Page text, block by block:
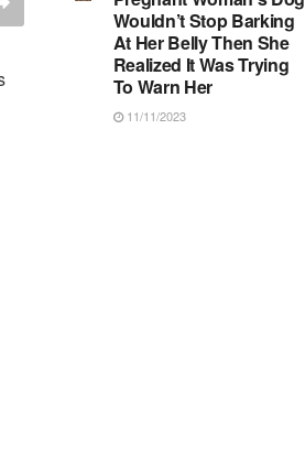
Wouldn’t Stop Barking
At Her Belly Then She
Realized It Was Trying
To Warn Her
11/11/2023